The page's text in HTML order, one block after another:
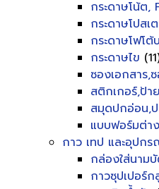
กระดาษโน้ต,
กระดาษโปสเ
กระดาษโฟโต้
กระดาษไข
ซองเอกสาร,
สติกเกอร์,ป้า
สมุดปกอ่อน,
แบบฟอร์มต่า
กาว เทป และอุปก
กล่องใส่นาม
กาวซุปเปอร์ก